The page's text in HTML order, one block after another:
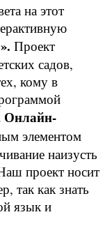
на этот
Проект
садов,
кому в
Онлайн-
элементом
наизусть
проект носит
так как знать
язык и